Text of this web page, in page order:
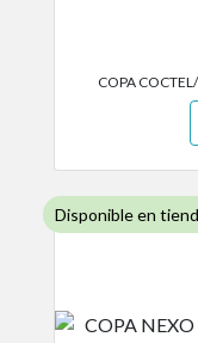
COPA
Disponible en